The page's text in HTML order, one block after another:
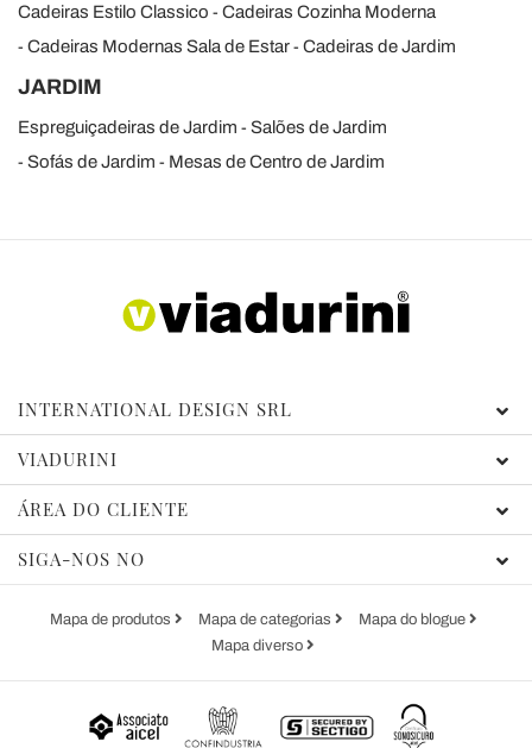
Cadeiras Estilo Classico
Cadeiras Cozinha Moderna
Cadeiras Modernas Sala de Estar
Cadeiras de Jardim
JARDIM
Espreguiçadeiras de Jardim
Salões de Jardim
Sofás de Jardim
Mesas de Centro de Jardim
INTERNATIONAL DESIGN SRL
VIADURINI
ÁREA DO CLIENTE
SIGA-NOS NO
Mapa de produtos Mapa de categorias
Mapa do blogue
Mapa diverso